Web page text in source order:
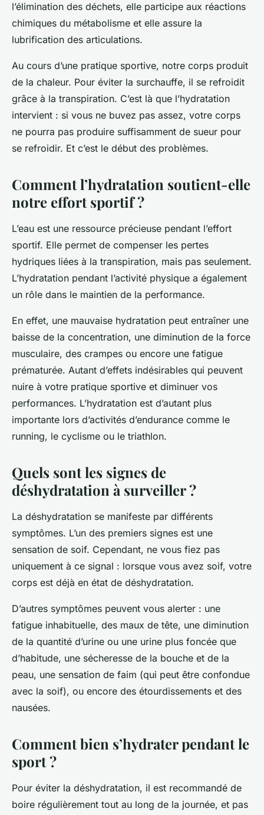
l’élimination des déchets, elle participe aux réactions
chimiques du métabolisme et elle assure la
lubrification des articulations.
Au cours d’une pratique sportive, notre corps produit
de la chaleur. Pour éviter la surchauffe, il se refroidit
grâce à la transpiration. C’est là que l’hydratation
intervient : si vous ne buvez pas assez, votre corps
ne pourra pas produire suffisamment de sueur pour
se refroidir. Et c’est le début des problèmes.
Comment l’hydratation soutient-elle
notre effort sportif ?
L’eau est une ressource précieuse pendant l’effort
sportif. Elle permet de compenser les pertes
hydriques liées à la transpiration, mais pas seulement.
L’hydratation pendant l’activité physique a également
un rôle dans le maintien de la performance.
En effet, une mauvaise hydratation peut entraîner une
baisse de la concentration, une diminution de la force
musculaire, des crampes ou encore une fatigue
prématurée. Autant d’effets indésirables qui peuvent
nuire à votre pratique sportive et diminuer vos
performances. L’hydratation est d’autant plus
importante lors d’activités d’endurance comme le
running, le cyclisme ou le triathlon.
Quels sont les signes de
déshydratation à surveiller ?
La déshydratation se manifeste par différents
symptômes. L’un des premiers signes est une
sensation de soif. Cependant, ne vous fiez pas
uniquement à ce signal : lorsque vous avez soif, votre
corps est déjà en état de déshydratation.
D’autres symptômes peuvent vous alerter : une
fatigue inhabituelle, des maux de tête, une diminution
de la quantité d’urine ou une urine plus foncée que
d’habitude, une sécheresse de la bouche et de la
peau, une sensation de faim (qui peut être confondue
avec la soif), ou encore des étourdissements et des
nausées.
Comment bien s’hydrater pendant le
sport ?
Pour éviter la déshydratation, il est recommandé de
boire régulièrement tout au long de la journée, et pas